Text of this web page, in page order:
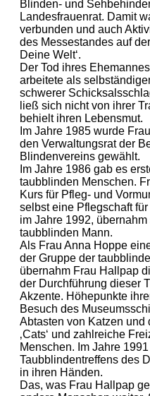
Blinden- und
Landesfrauenrat. Damit
verbunden und auch
des Messestandes auf
Deine Welt‘.
Der Tod ihres
arbeitete als
schwerer
ließ sich nicht von ihrer
behielt ihren Lebensmut.
Im Jahre 1985 wurde
den Verwaltungsrat der
Blindenvereins gewählt.
Im Jahre 1986 gab es
taubblinden Menschen.
Kurs für Pfleg- und
selbst eine Pflegschaft
im Jahre 1992,
taubblinden Mann.
Als Frau Anna Hoppe
der Gruppe der
übernahm Frau Hallpap
der Durchführung dieser
Akzente. Höhepunkte
Besuch des
Abtasten von Katzen
‚Cats‘ und zahlreiche
Menschen. Im Jahre
Taubblindentreffens des
in ihren Händen.
Das, was Frau Hallpap